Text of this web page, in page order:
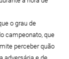
o grau de
campeonato, que
perceber quão